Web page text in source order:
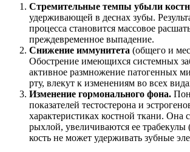
Стремительные темпы убыли
удерживающей в деснах зубы.
процесса становится массовое
преждевременное выпадение.
Снижение иммунитета (общего и
Обострение имеющихся системных
активное размножение патогенных
рту, влекут к изменениям во всех
Изменение гормонального фона.
показателей тестостерона и
характеристиках костной ткани. Она
рыхлой, увеличиваются ее трабекулы
кость не может удерживать зубные